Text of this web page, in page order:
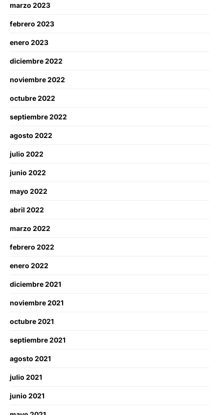
marzo 2023
febrero 2023
enero 2023
diciembre 2022
noviembre 2022
octubre 2022
septiembre 2022
agosto 2022
julio 2022
junio 2022
mayo 2022
abril 2022
marzo 2022
febrero 2022
enero 2022
diciembre 2021
noviembre 2021
octubre 2021
septiembre 2021
agosto 2021
julio 2021
junio 2021